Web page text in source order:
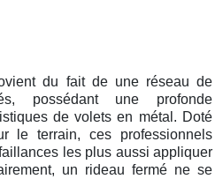
du fait de une réseau de
possédant une profonde
de volets en métal. Doté
le terrain, ces professionnels
les plus aussi appliquer
un rideau fermé ne se